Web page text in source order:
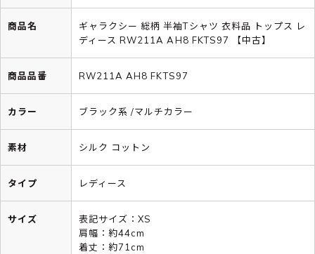
商品名
ギャラクシー 総柄 半袖Tシャツ 衣料品 トップス レ
ディース RW211A AH8 FKTS97 【中古】
商品品番 RW211A AH8 FKTS97
カラー ブラック系 /マルチカラー
素材 シルク コットン
タイプ レディース
サイズ
表記サイズ：XS
肩幅：約44cm
着丈：約71cm